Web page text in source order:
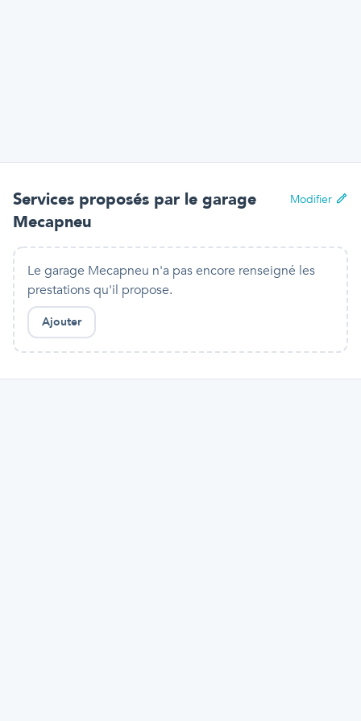
Services proposés par le garage
Mecapneu
Modifier
Le garage Mecapneu n'a pas encore renseigné les
prestations qu'il propose.
Ajouter